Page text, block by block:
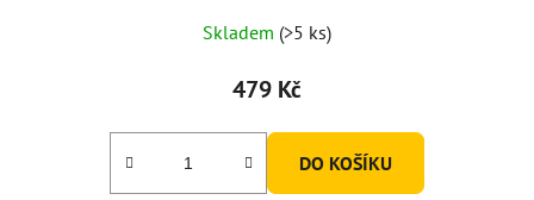
Skladem (>5 ks)
479 Kč
DO KOŠÍKU